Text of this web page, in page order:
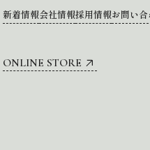
新着情報会社情報採用情報お問い
ONLINE STORE